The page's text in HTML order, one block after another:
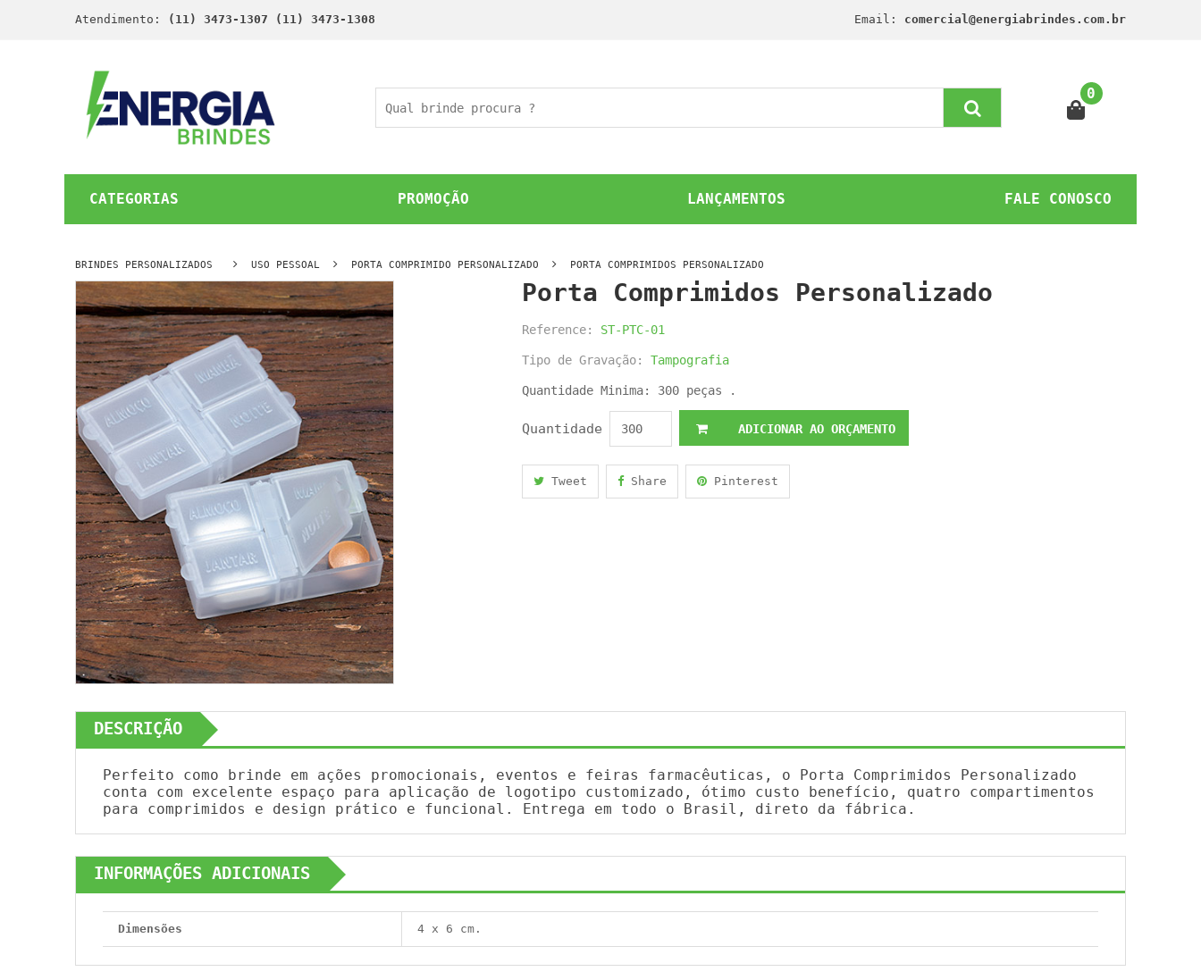
Atendimento: (11) 3473-1307 (11) 3473-1308 Email: comercial@energiabrindes.com.br
0
CATEGORIAS PROMOÇÃO LANÇAMENTOS FALE CONOSCO
BRINDES PERSONALIZADOS USO PESSOAL PORTA COMPRIMIDO PERSONALIZADO PORTA COMPRIMIDOS PERSONALIZADO
Porta Comprimidos Personalizado
Reference: ST-PTC-01
Tipo de Gravação: Tampografia
Quantidade Minima: 300 peças .
Quantidade ADICIONAR AO ORÇAMENTO
Tweet Share Pinterest
DESCRIÇÃO
Perfeito como brinde em ações promocionais, eventos e feiras farmacêuticas, o Porta Comprimidos Personalizado
conta com excelente espaço para aplicação de logotipo customizado, ótimo custo benefício, quatro compartimentos
para comprimidos e design prático e funcional. Entrega em todo o Brasil, direto da fábrica.
INFORMAÇÕES ADICIONAIS
Dimensões 4 x 6 cm.